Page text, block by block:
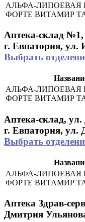
АЛЬФА-ЛИПОЕВАЯ
ФОРТЕ ВИТАМИР
Аптека-склад №1,
г. Евпатория, ул.
Выбрать
АЛЬФА-ЛИПОЕВАЯ
ФОРТЕ ВИТАМИР
Аптека-склад,
г. Евпатория, ул.
Выбрать
АЛЬФА-ЛИПОЕВАЯ
ФОРТЕ ВИТАМИР
Аптека Здрав-
Дмитрия